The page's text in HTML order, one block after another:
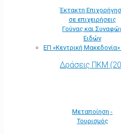
Έκτακτη
σε επιχειρήσεις
Γούνας και
Ειδών
ΕΠ «Kεντρική
Δράσεις ΠΚΜ
Μεταποίηση -
Τουρισμός